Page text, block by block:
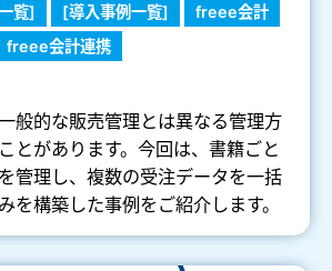
覧] [導入事例一覧]
freee会計
freee会計連携
般的な販売管理とは異なる管理方
とがあります。今回は、書籍ごと
管理し、複数の受注データを一括
を構築した事例をご紹介します。